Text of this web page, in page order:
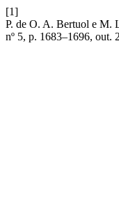
[1]
P. de O. A. Bertuol e M.
nº 5, p. 1683–1696, out.